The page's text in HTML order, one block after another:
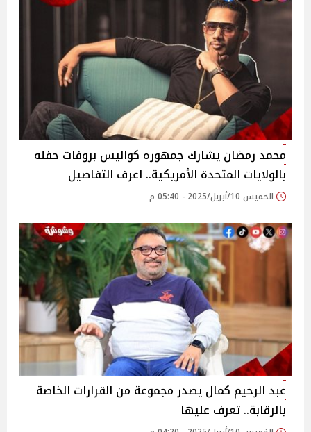
محمد رمضان يشارك جمهوره كواليس بروفات حفله
بالولايات المتحدة الأمريكية.. اعرف التفاصيل
الخميس 10/أبريل/2025 - 05:40 م
عبد الرحيم كمال يصدر مجموعة من القرارات الخاصة
بالرقابة.. تعرف عليها